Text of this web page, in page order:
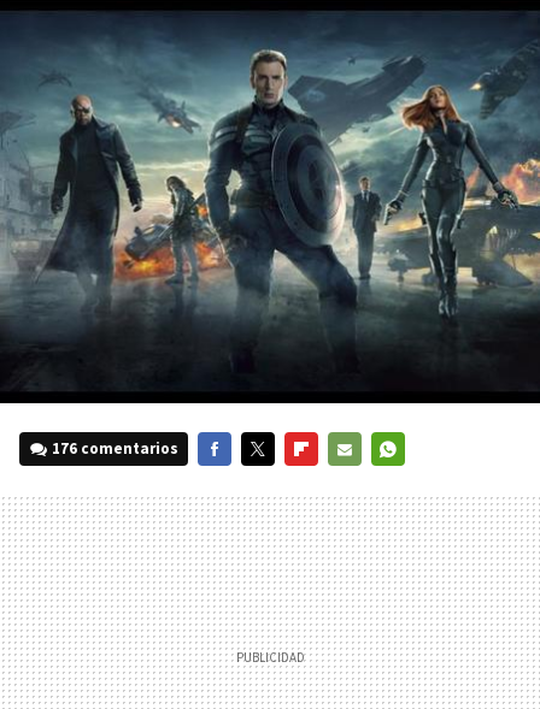
176 comentarios
MAIL